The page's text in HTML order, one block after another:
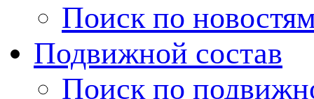
Поиск по
Подвижной состав
Поиск по